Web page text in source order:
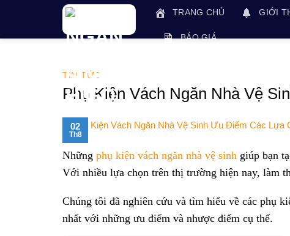
TRANG CHỦ GIỚI
BÁO GIÁ
TIN TỨC
Phụ Kiện Vách Ngăn Nhà Vệ
02
Th8
Những phụ kiện vách ngăn nhà vệ sinh giúp bạn
Với nhiều lựa chọn trên thị trường hiện nay, làm
Chúng tôi đã nghiên cứu và tìm hiểu về các phụ
nhất với những ưu điểm và nhược điểm cụ thể.